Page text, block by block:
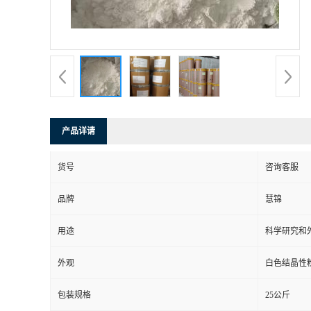
产品详请
货号 咨询客服
品牌 慧锦
用途 科学研究和
外观 白色结晶性
包装规格 25公斤